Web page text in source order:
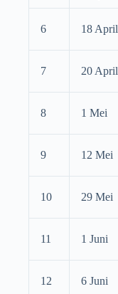
6 18 April
7 20 April
8 1 Mei
9 12 Mei
10 29 Mei
11 1 Juni
12 6 Juni